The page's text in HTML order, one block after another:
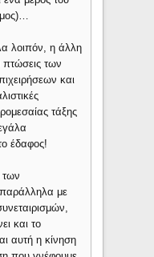
λοιπόν, η άλλη
πτώσεις των
και
τάξης
έδαφος!
των
με
και το
αυτή η κίνηση